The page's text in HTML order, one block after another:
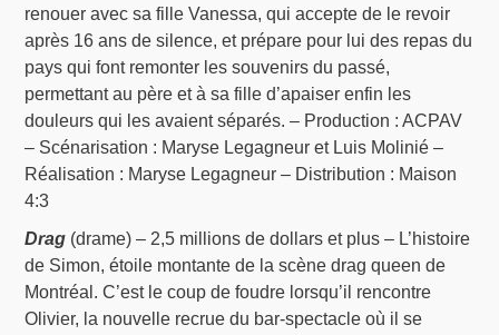
renouer avec sa fille Vanessa, qui accepte de le revoir
après 16 ans de silence, et prépare pour lui des repas du
pays qui font remonter les souvenirs du passé,
permettant au père et à sa fille d’apaiser enfin les
douleurs qui les avaient séparés. – Production : ACPAV
– Scénarisation : Maryse Legagneur et Luis Molinié –
Réalisation : Maryse Legagneur – Distribution : Maison
4:3
Drag (drame) – 2,5 millions de dollars et plus – L’histoire
de Simon, étoile montante de la scène drag queen de
Montréal. C’est le coup de foudre lorsqu’il rencontre
Olivier, la nouvelle recrue du bar-spectacle où il se